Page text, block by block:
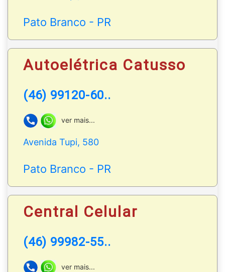
Pato Branco - PR
Autoelétrica Catusso
(46) 99120-60..
ver mais...
Avenida Tupi, 580
Pato Branco - PR
Central Celular
(46) 99982-55..
ver mais...